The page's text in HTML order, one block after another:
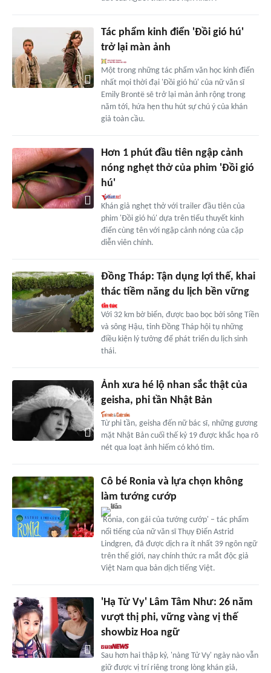
Tác phẩm kinh điển 'Đồi gió hú'
trở lại màn ảnh
Một trong những tác phẩm văn học kinh điển
nhất mọi thời đại 'Đồi gió hú' của nữ văn sĩ
Emily Brontë sẽ trở lại màn ảnh rộng trong
năm tới, hứa hẹn thu hút sự chú ý của khán
giả toàn cầu.
Hơn 1 phút đầu tiên ngập cảnh
nóng nghẹt thở của phim 'Đồi gió
hú'
Khán giả nghẹt thở với trailer đầu tiên của
phim 'Đồi gió hú' dựa trên tiểu thuyết kinh
điển cùng tên với ngập cảnh nóng của cặp
diễn viên chính.
Đồng Tháp: Tận dụng lợi thế, khai
thác tiềm năng du lịch bền vững
Với 32 km bờ biển, được bao bọc bởi sông Tiền
và sông Hậu, tỉnh Đồng Tháp hội tụ những
điều kiện lý tưởng để phát triển du lịch sinh
thái.
Ảnh xưa hé lộ nhan sắc thật của
geisha, phi tần Nhật Bản
Từ phi tần, geisha đến nữ bác sĩ, những gương
mặt Nhật Bản cuối thế kỷ 19 được khắc họa rõ
nét qua loạt ảnh hiếm có khó tìm.
Cô bé Ronia và lựa chọn không
làm tướng cướp
'Ronia, con gái của tướng cướp' – tác phẩm
nổi tiếng của nữ văn sĩ Thụy Điển Astrid
Lindgren, đã được dịch ra ít nhất 39 ngôn ngữ
trên thế giới, nay chính thức ra mắt độc giả
Việt Nam qua bản dịch tiếng Việt.
'Hạ Tử Vy' Lâm Tâm Như: 26 năm
vượt thị phi, vững vàng vị thế
showbiz Hoa ngữ
Sau hơn hai thập kỷ, 'nàng Tử Vy' ngày nào vẫn
giữ được vị trí riêng trong lòng khán giả,